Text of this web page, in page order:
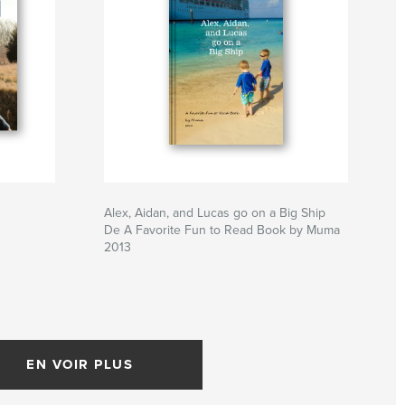
Alex, Aidan, and Lucas go on a Big Ship
De A Favorite Fun to Read Book by Muma
2013
EN VOIR PLUS